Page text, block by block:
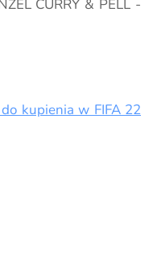
CURRY & PELL -
kupienia w FIFA 22